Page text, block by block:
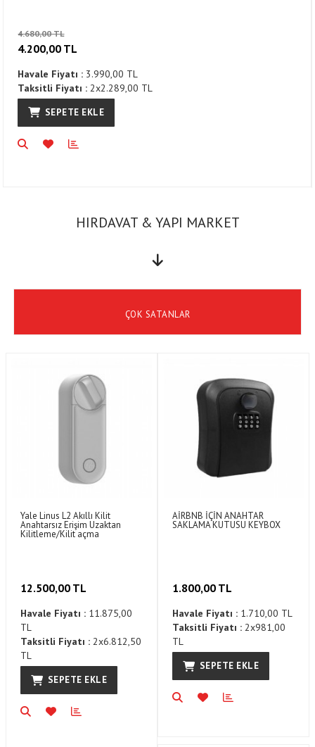
4.680,00 TL
4.200,00 TL
Havale Fiyatı : 3.990,00 TL
Taksitli Fiyatı : 2x2.289,00 TL
SEPETE EKLE
HIRDAVAT & YAPI MARKET
ÇOK SATANLAR
Yale Linus L2 Akıllı Kilit
Anahtarsız Erişim Uzaktan
Kilitleme/Kilit açma
12.500,00 TL
Havale Fiyatı : 11.875,00
TL
Taksitli Fiyatı : 2x6.812,50
TL
SEPETE EKLE
AİRBNB İÇİN ANAHTAR
SAKLAMA KUTUSU KEYBOX
1.800,00 TL
Havale Fiyatı : 1.710,00 TL
Taksitli Fiyatı : 2x981,00
TL
SEPETE EKLE